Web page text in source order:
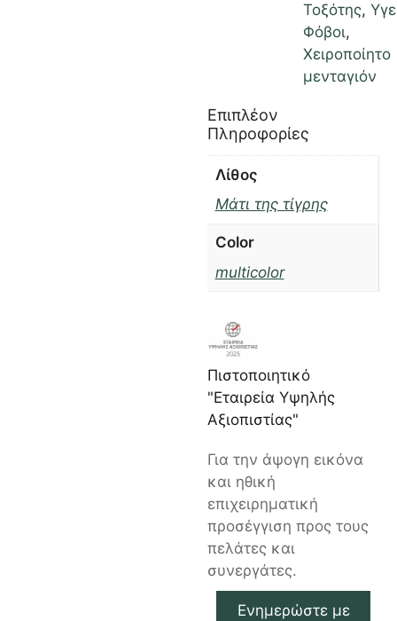
Τοξότης,
Φόβοι,
Χειροποίητο
μενταγιόν
Επιπλέον
Πληροφορίες
Λίθος
Μάτι της τίγρης
Color
multicolor
Πιστοποιητικό
"Εταιρεία Υψηλής
Αξιοπιστίας"
Για την άψογη εικόνα
και ηθική
επιχειρηματική
προσέγγιση προς τους
πελάτες και
συνεργάτες.
Ενημερώστε με